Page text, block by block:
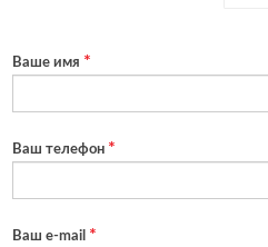
Ваше имя
Ваш телефон
Ваш e-mail